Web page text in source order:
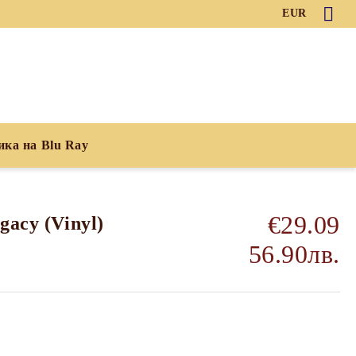
EUR
на Blu Ray
(Vinyl)
€29.09
56.90лв.